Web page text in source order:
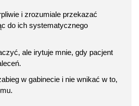
i zrozumiale przekazać
do ich systematycznego
ale irytuje mnie, gdy pacjent
w gabinecie i nie wnikać w to,